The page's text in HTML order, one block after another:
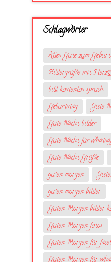
Schlagwörter
Alles Gute zum
Bildergrüße mit
bild kostenlos spruch
Geburtstag
Gute
Gute Nacht bilder
Gute Nacht für
Gute Nacht Grüße
guten morgen
guten morgen bilder
Guten Morgen bilder
Guten Morgen fotos
Guten Morgen für
Guten Morgen für